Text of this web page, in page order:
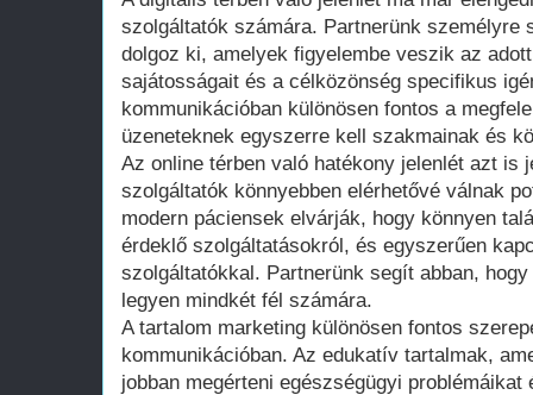
szolgáltatók számára. Partnerünk személyre
dolgoz ki, amelyek figyelembe veszik az
sajátosságait és a célközönség specifikus
kommunikációban különösen fontos a
üzeneteknek egyszerre kell szakmainak és
Az online térben való hatékony jelenlét azt is
szolgáltatók könnyebben elérhetővé válnak
modern páciensek elvárják, hogy könnyen
érdeklő szolgáltatásokról, és egyszerűen
szolgáltatókkal. Partnerünk segít abban,
legyen mindkét fél számára.
A tartalom marketing különösen fontos
kommunikációban. Az edukatív tartalmak,
jobban megérteni egészségügyi